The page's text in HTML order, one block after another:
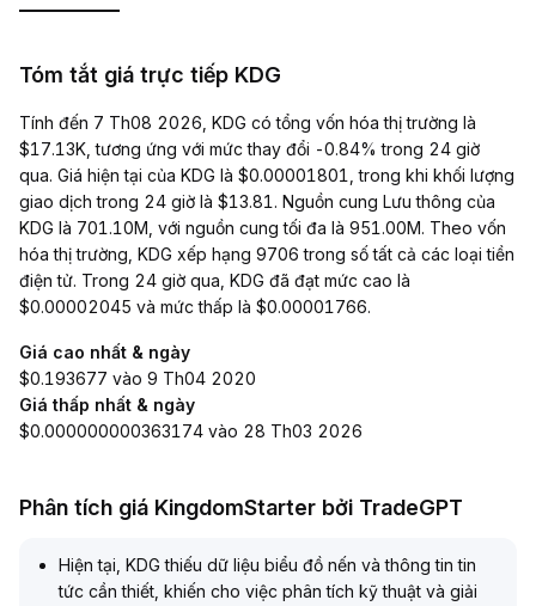
Tóm tắt giá trực tiếp KDG
Tính đến 7 Th08 2026, KDG có tổng vốn hóa thị trường là
$17.13K, tương ứng với mức thay đổi -0.84% trong 24 giờ
qua. Giá hiện tại của KDG là $0.00001801, trong khi khối lượng
giao dịch trong 24 giờ là $13.81. Nguồn cung Lưu thông của
KDG là 701.10M, với nguồn cung tối đa là 951.00M. Theo vốn
hóa thị trường, KDG xếp hạng 9706 trong số tất cả các loại tiền
điện tử. Trong 24 giờ qua, KDG đã đạt mức cao là
$0.00002045 và mức thấp là $0.00001766.
Giá cao nhất & ngày
$0.193677 vào 9 Th04 2020
Giá thấp nhất & ngày
$0.000000000363174 vào 28 Th03 2026
Phân tích giá KingdomStarter bởi TradeGPT
Hiện tại, KDG thiếu dữ liệu biểu đồ nến và thông tin tin
tức cần thiết, khiến cho việc phân tích kỹ thuật và giải